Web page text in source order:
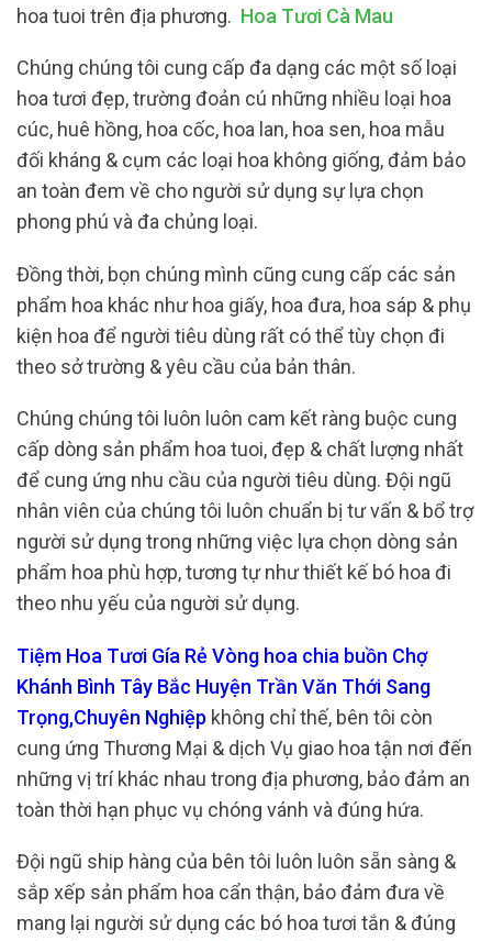
hoa tuoi trên địa phương. Hoa Tươi Cà Mau
Chúng chúng tôi cung cấp đa dạng các một số loại
hoa tươi đẹp, trường đoản cú những nhiều loại hoa
cúc, huê hồng, hoa cốc, hoa lan, hoa sen, hoa mẫu
đối kháng & cụm các loại hoa không giống, đảm bảo
an toàn đem về cho người sử dụng sự lựa chọn
phong phú và đa chủng loại.
Đồng thời, bọn chúng mình cũng cung cấp các sản
phẩm hoa khác như hoa giấy, hoa đưa, hoa sáp & phụ
kiện hoa để người tiêu dùng rất có thể tùy chọn đi
theo sở trường & yêu cầu của bản thân.
Chúng chúng tôi luôn luôn cam kết ràng buộc cung
cấp dòng sản phẩm hoa tuoi, đẹp & chất lượng nhất
để cung ứng nhu cầu của người tiêu dùng. Đội ngũ
nhân viên của chúng tôi luôn chuẩn bị tư vấn & bổ trợ
người sử dụng trong những việc lựa chọn dòng sản
phẩm hoa phù hợp, tương tự như thiết kế bó hoa đi
theo nhu yếu của người sử dụng.
Tiệm Hoa Tươi Gía Rẻ Vòng hoa chia buồn Chợ
Khánh Bình Tây Bắc Huyện Trần Văn Thới Sang
Trọng,Chuyên Nghiệp không chỉ thế, bên tôi còn
cung ứng Thương Mại & dịch Vụ giao hoa tận nơi đến
những vị trí khác nhau trong địa phương, bảo đảm an
toàn thời hạn phục vụ chóng vánh và đúng hứa.
Đội ngũ ship hàng của bên tôi luôn luôn sẵn sàng &
sắp xếp sản phẩm hoa cẩn thận, bảo đảm đưa về
mang lại người sử dụng các bó hoa tươi tắn & đúng